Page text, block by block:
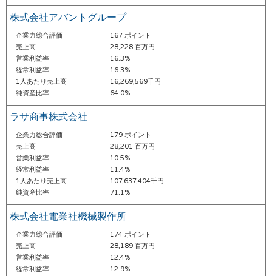
株式会社アバントグループ
企業力総合評価
167 ポイント
売上高
28,228 百万円
営業利益率
16.3%
経常利益率
16.3%
1人あたり売上高
16,269,569千円
純資産比率
64.0%
ラサ商事株式会社
企業力総合評価
179 ポイント
売上高
28,201 百万円
営業利益率
10.5%
経常利益率
11.4%
1人あたり売上高
107,637,404千円
純資産比率
71.1%
株式会社電業社機械製作所
企業力総合評価
174 ポイント
売上高
28,189 百万円
営業利益率
12.4%
経常利益率
12.9%